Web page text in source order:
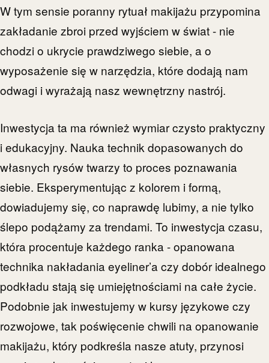
W tym sensie poranny rytuał makijażu przypomina
zakładanie zbroi przed wyjściem w świat - nie
chodzi o ukrycie prawdziwego siebie, a o
wyposażenie się w narzędzia, które dodają nam
odwagi i wyrażają nasz wewnętrzny nastrój.
Inwestycja ta ma również wymiar czysto praktyczny
i edukacyjny. Nauka technik dopasowanych do
własnych rysów twarzy to proces poznawania
siebie. Eksperymentując z kolorem i formą,
dowiadujemy się, co naprawdę lubimy, a nie tylko
ślepo podążamy za trendami. To inwestycja czasu,
która procentuje każdego ranka - opanowana
technika nakładania eyeliner’a czy dobór idealnego
podkładu stają się umiejętnościami na całe życie.
Podobnie jak inwestujemy w kursy językowe czy
rozwojowe, tak poświęcenie chwili na opanowanie
makijażu, który podkreśla nasze atuty, przynosi